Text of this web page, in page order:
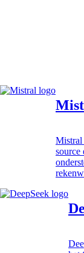
Mistral
source